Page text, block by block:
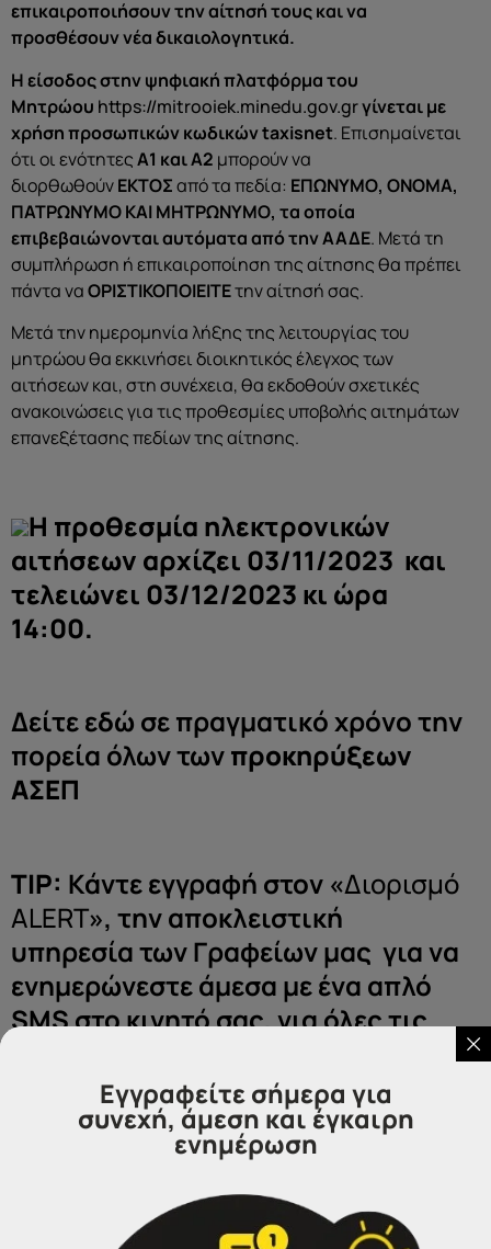
επικαιροποιήσουν την αίτησή τους και να
προσθέσουν νέα δικαιολογητικά.
Η είσοδος στην ψηφιακή πλατφόρμα του
Μητρώου https://mitrooiek.minedu.gov.grγίνεται με
χρήση προσωπικών κωδικών taxisnet. Επισημαίνεται
ότι οι ενότητεςΑ1 και Α2 μπορούν να
διορθωθούνΕΚΤΟΣαπό τα πεδία: ΕΠΩΝΥΜΟ, ΟΝΟΜΑ,
ΠΑΤΡΩΝΥΜΟ ΚΑΙ ΜΗΤΡΩΝΥΜΟ, τα οποία
επιβεβαιώνονται αυτόματα από την ΑΑΔΕ. Μετά τη
συμπλήρωση ή επικαιροποίηση της αίτησης θα πρέπει
πάντα ναΟΡΙΣΤΙΚΟΠΟΙΕΙΤΕτην αίτησή σας.
Μετά την ημερομηνία λήξης της λειτουργίας του
μητρώου θα εκκινήσει διοικητικός έλεγχος των
αιτήσεων και, στη συνέχεια, θα εκδοθούν σχετικές
ανακοινώσεις για τις προθεσμίες υποβολής αιτημάτων
επανεξέτασης πεδίων της αίτησης.
Η προθεσμία ηλεκτρονικών
αιτήσεων αρχίζει 03/11/2023 και
τελειώνει 03/12/2023 κι ώρα
14:00.
Δείτε εδώ σε πραγματικό χρόνο την
πορεία όλων τωνπροκηρύξεων
ΑΣΕΠ
ΤΙP: Κάντε εγγραφή στον «Διορισμό
ALERT», την αποκλειστική
υπηρεσία των Γραφείων μας για να
ενημερώνεστε άμεσα με ένα απλό
SMS στο κινητό σας, για όλες τις
ειδικότητα σας. ΕγγραφήΕΔΩ
κατόπιν ραντεβού αλλά και
Εγγραφείτε σήμερα για
συνεχή, άμεση και έγκαιρη
ενημέρωση